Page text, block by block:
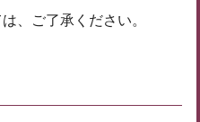
、ご了承ください。